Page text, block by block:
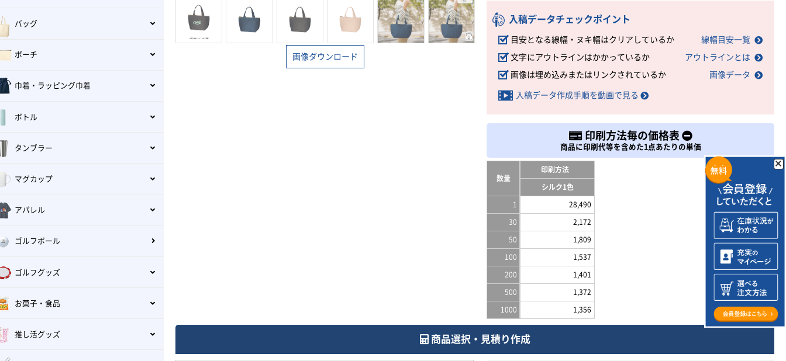
画像ダウンロード
入稿データチェックポイント
目安となる線幅・ヌキ幅はクリアしているか 線幅目安一覧
文字にアウトラインはかかっているか アウトラインとは
画像は埋め込みまたはリンクされているか 画像データ
入稿データ作成手順を動画で見る
印刷方法毎の価格表
商品に印刷代等を含めた1点あたりの単価
数量
印刷方法
シルク1色
1 28,490
30 2,172
50 1,809
100 1,537
200 1,401
500 1,372
1000 1,356
商品選択・見積り作成
バッグ
ポーチ
巾着・ラッピング巾着
ボトル
タンブラー
マグカップ
アパレル
ゴルフボール
ゴルフグッズ
お菓子・食品
推し活グッズ